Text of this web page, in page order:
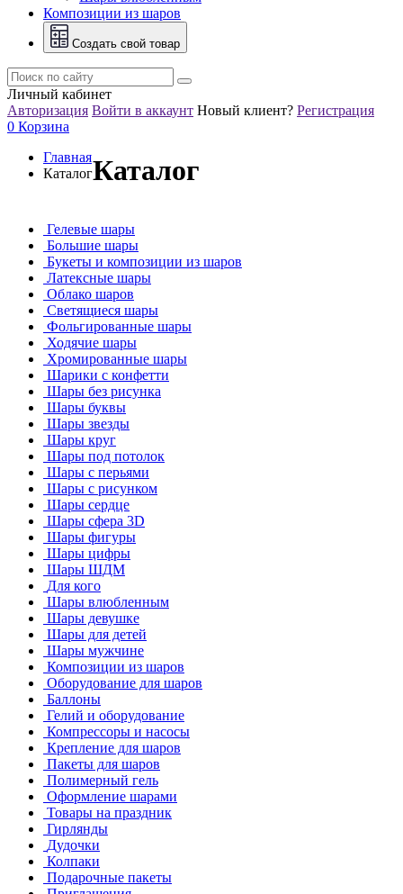
Композиции из шаров
Создать свой товар
Личный кабинет
Авторизация Войти в аккаунт Новый клиент? Регистрация
0 Корзина
Главная
КаталогКаталог
Гелевые шары
Большие шары
Букеты и композиции из шаров
Латексные шары
Облако шаров
Светящиеся шары
Фольгированные шары
Ходячие шары
Хромированные шары
Шарики с конфетти
Шары без рисунка
Шары буквы
Шары звезды
Шары круг
Шары под потолок
Шары с перьями
Шары с рисунком
Шары сердце
Шары сфера 3D
Шары фигуры
Шары цифры
Шары ШДМ
Для кого
Шары влюбленным
Шары девушке
Шары для детей
Шары мужчине
Композиции из шаров
Оборудование для шаров
Баллоны
Гелий и оборудование
Компрессоры и насосы
Крепление для шаров
Пакеты для шаров
Полимерный гель
Оформление шарами
Товары на праздник
Гирлянды
Дудочки
Колпаки
Подарочные пакеты